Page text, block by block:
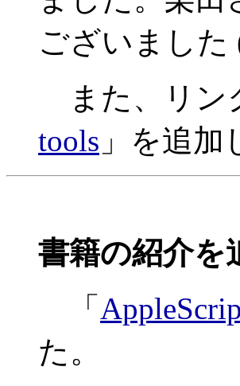
ございました
また、リン
tools 」を追
書籍の紹介を
「
た。